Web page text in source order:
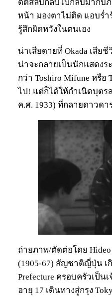
ตัดสลับกลับไปกลับมากับ
หน้า มองตาไม่ติด แอบร่ำ
รู้สึกผิดหวังในตนเอง
น่าเสียดายที่ Okada เสี
น่าจะกลายเป็นนักแสดง
กว่า Toshiro Mifune หรือ
ไป! แต่ก็ได้ให้กำเนิดบุตร
ค.ศ. 1933) ที่กลายดาวด
ถ่ายภาพ/ตัดต่อโดย Hideo
(1905-67) สัญชาติญี่ปุ่น เ
Prefecture ครอบครัวเป็น
อายุ 17 เดินทางสู่กรุง